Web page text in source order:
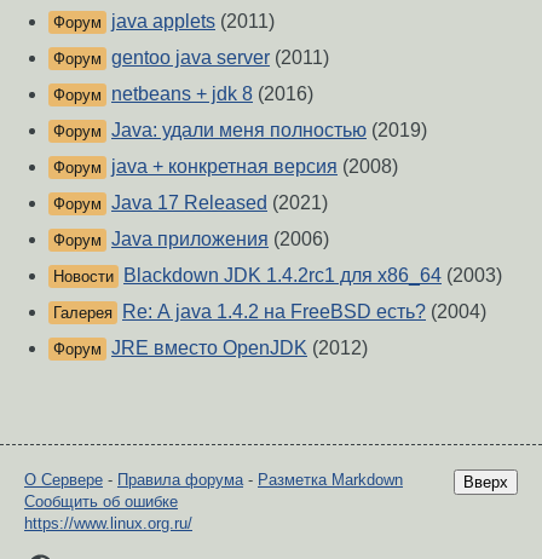
Форум java applets (2011)
Форум gentoo java server (2011)
Форум netbeans + jdk 8 (2016)
Форум Java: удали меня полностью (2019)
Форум java + конкретная версия (2008)
Форум Java 17 Released (2021)
Форум Java приложения (2006)
Новости Blackdown JDK 1.4.2rc1 для x86_64 (2003)
Галерея Re: А java 1.4.2 на FreeBSD есть? (2004)
Форум JRE вместо OpenJDK (2012)
Вверх
О Сервере - Правила форума- Разметка Markdown
Сообщить об ошибке
https://www.linux.org.ru/